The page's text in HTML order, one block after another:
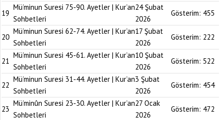
19
Mü’minun Suresi 75-90. Ayetler | Kur’an
Sohbetleri
24 Şubat
2026
Gösterim: 455
20
Mü’minun Suresi 62-74. Ayetler | Kur’an
Sohbetleri
17 Şubat
2026
Gösterim: 222
21
Mü’minun Suresi 45-61. Ayetler | Kur’an
Sohbetleri
10 Şubat
2026
Gösterim: 522
22
Mü’minun Suresi 31-44. Ayetler | Kur’an
Sohbetleri
3 Şubat
2026
Gösterim: 454
23
Mü’minûn Suresi 23-30. Ayetler | Kur’an
Sohbetleri
27 Ocak
2026
Gösterim: 472